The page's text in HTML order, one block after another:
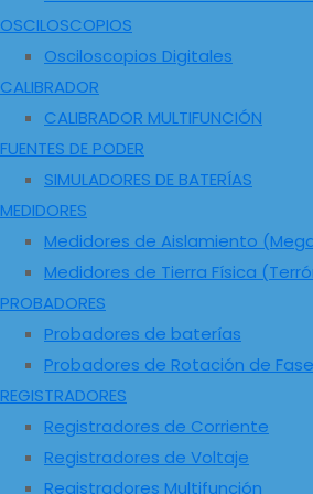
OSCILOSCOPIOS
Osciloscopios Digitales
CALIBRADOR
CALIBRADOR MULTIFUNCIÓN
FUENTES DE PODER
SIMULADORES DE BATERÍAS
MEDIDORES
Medidores de Aislamiento
Medidores de Tierra Física
PROBADORES
Probadores de baterías
Probadores de Rotación de Fase
REGISTRADORES
Registradores de Corriente
Registradores de Voltaje
Registradores Multifunción